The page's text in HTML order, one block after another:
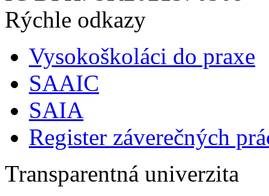
Rýchle odkazy
Vysokoškoláci do praxe
SAAIC
SAIA
Register záverečných
Transparentná univerzita